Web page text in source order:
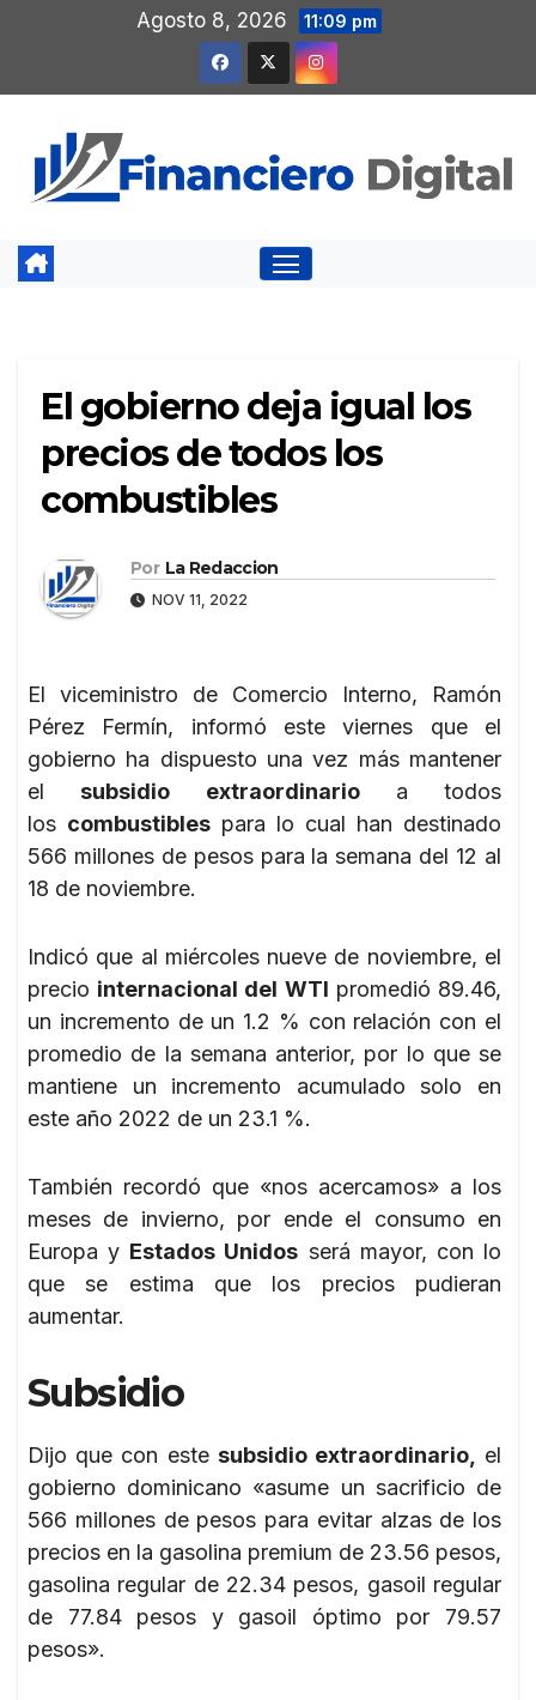
contenido
Agosto 8, 2026 11:09 pm
El gobierno deja igual los
precios de todos los
combustibles
Por La Redaccion
NOV 11, 2022
El viceministro de Comercio Interno, Ramón
Pérez Fermín, informó este viernes que el
gobierno ha dispuesto una vez más mantener
el subsidio extraordinarioa todos
los combustibles para lo cual han destinado
566 millones de pesos para la semana del 12 al
18 de noviembre.
Indicó que al miércoles nueve de noviembre, el
precio internacional del WTI promedió 89.46,
un incremento de un 1.2 % con relación con el
promedio de la semana anterior, por lo que se
mantiene un incremento acumulado solo en
este año 2022 de un 23.1 %.
También recordó que «nos acercamos» a los
meses de invierno, por ende el consumo en
Europa y Estados Unidos será mayor, con lo
que se estima que los precios pudieran
aumentar.
Subsidio
Dijo que con este subsidio extraordinario,
el
gobierno dominicano «asume un sacrificio de
566 millones de pesos para evitar alzas de los
precios en la gasolina premium de 23.56 pesos,
gasolina regular de 22.34 pesos, gasoil regular
de 77.84 pesos y gasoil óptimo por 79.57
pesos».